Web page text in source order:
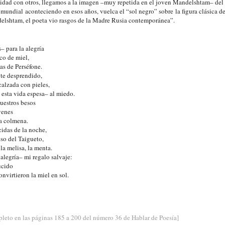
con otros, llegamos a la imagen –muy repetida en el joven Mandelshtam–
aconteciendo en esos años, vuelca el “sol negro” sobre la figura clásica
el poeta vio rasgos de la Madre Rusia contemporánea”.
para la alegría
de miel,
de Perséfone.
desprendido,
con pieles,
vida espesa– al miedo.
besos
colmena.
de la noche,
del Taigueto,
melisa, la menta.
mi regalo salvaje:
la miel en sol.
en las páginas 185 a 200 del número 36 de Hablar de Poesía]